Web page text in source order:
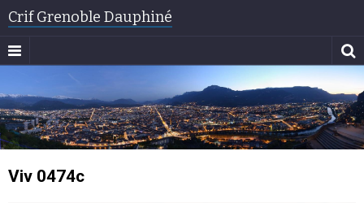
Crif Grenoble Dauphiné
Viv 0474c